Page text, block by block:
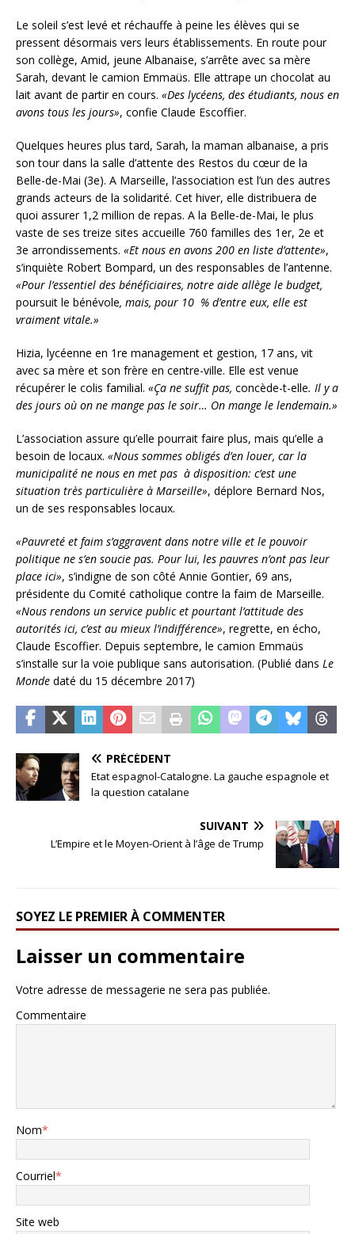
Le soleil s’est levé et réchauffe à peine les élèves qui se
pressent désormais vers leurs établissements. En route pour
son collège, Amid, jeune Albanaise, s’arrête avec sa mère
Sarah, devant le camion Emmaüs. Elle attrape un chocolat au
lait avant de partir en cours. «Des lycéens, des étudiants, nous en
avons tous les jours», confie Claude Escoffier.
Quelques heures plus tard, Sarah, la maman albanaise, a pris
son tour dans la salle d’attente des Restos du cœur de la
Belle-de-Mai (3e). A Marseille, l’association est l’un des autres
grands acteurs de la solidarité. Cet hiver, elle distribuera de
quoi assurer 1,2 million de repas. A la Belle-de-Mai, le plus
vaste de ses treize sites accueille 760 familles des 1er, 2e et
3e arrondissements. «Et nous en avons 200 en liste d’attente»,
s’inquiète Robert Bompard, un des responsables de l’antenne.
«Pour l’essentiel des bénéficiaires, notre aide allège le budget,
poursuit le bénévole, mais, pour 10 % d’entre eux, elle est
vraiment vitale.»
Hizia, lycéenne en 1re management et gestion, 17 ans, vit
avec sa mère et son frère en centre-ville. Elle est venue
récupérer le colis familial. «Ça ne suffit pas, concède-t-elle. Il y a
des jours où on ne mange pas le soir… On mange le lendemain.»
L’association assure qu’elle pourrait faire plus, mais qu’elle a
besoin de locaux. «Nous sommes obligés d’en louer, car la
municipalité ne nous en met pas à disposition: c’est une
situation très particulière à Marseille», déplore Bernard Nos,
un de ses responsables locaux.
«Pauvreté et faim s’aggravent dans notre ville et le pouvoir
politique ne s’en soucie pas. Pour lui, les pauvres n’ont pas leur
place ici», s’indigne de son côté Annie Gontier, 69 ans,
présidente du Comité catholique contre la faim de Marseille.
«Nous rendons un service public et pourtant l’attitude des
autorités ici, c’est au mieux l’indifférence», regrette, en écho,
Claude Escoffier. Depuis septembre, le camion Emmaüs
s’installe sur la voie publique sans autorisation. (Publié dans Le
Monde daté du 15 décembre 2017)
PRÉCÉDENT
Etat espagnol-Catalogne. La gauche espagnole et
la question catalane
SUIVANT
L’Empire et le Moyen-Orient à l’âge de Trump
SOYEZ LE PREMIER À COMMENTER
Laisser un commentaire
Votre adresse de messagerie ne sera pas publiée.
Commentaire
Nom*
Courriel*
Site web